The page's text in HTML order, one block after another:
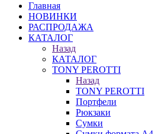
Главная
НОВИНКИ
РАСПРОДАЖА
КАТАЛОГ
Назад
КАТАЛОГ
TONY PEROTTI
Назад
TONY PEROTTI
Портфели
Рюкзаки
Сумки